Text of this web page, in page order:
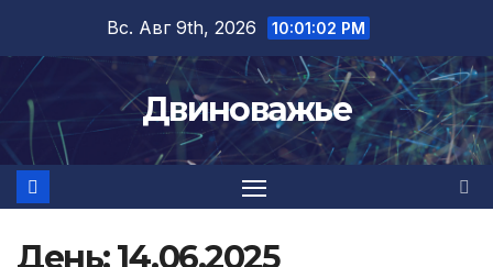
содержимому
Вс. Авг 9th, 2026 10:01:02 PM
Двиноважье
День:14.06.2025